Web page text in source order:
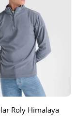
Roly Himalaya